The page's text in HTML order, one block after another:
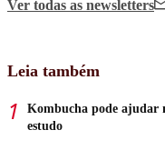
Ver todas as newsletters
Leia também
Kombucha pode ajudar
estudo